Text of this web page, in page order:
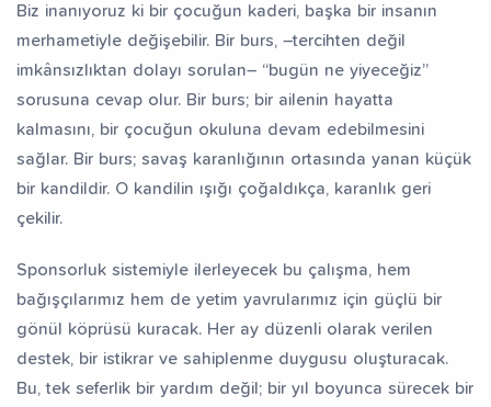
Biz inanıyoruz ki bir çocuğun kaderi, başka bir insanın
merhametiyle değişebilir. Bir burs, –tercihten değil
imkânsızlıktan dolayı sorulan– “bugün ne yiyeceğiz”
sorusuna cevap olur. Bir burs; bir ailenin hayatta
kalmasını, bir çocuğun okuluna devam edebilmesini
sağlar. Bir burs; savaş karanlığının ortasında yanan küçük
bir kandildir. O kandilin ışığı çoğaldıkça, karanlık geri
çekilir.
Sponsorluk sistemiyle ilerleyecek bu çalışma, hem
bağışçılarımız hem de yetim yavrularımız için güçlü bir
gönül köprüsü kuracak. Her ay düzenli olarak verilen
destek, bir istikrar ve sahiplenme duygusu oluşturacak.
Bu, tek seferlik bir yardım değil; bir yıl boyunca sürecek bir